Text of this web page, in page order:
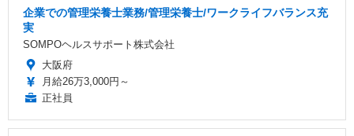
企業での管理栄養士業務/管理栄養士/ワークライフバランス充
実
SOMPOヘルスサポート株式会社
大阪府
月給26万3,000円～
正社員